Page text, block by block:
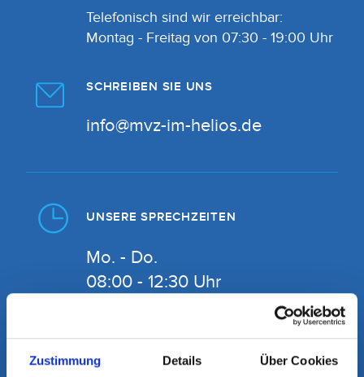
Zustimmung Details Über Cookies
Telefonisch sind wir erreichbar:
Montag - Freitag von 07:30 - 19:00 Uhr
SCHREIBEN SIE UNS
info@mvz-im-helios.de
UNSERE SPRECHZEITEN
Mo. - Do.
08:00 - 12:30 Uhr
Fr.